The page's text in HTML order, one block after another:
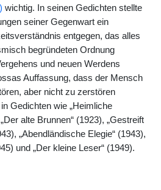
wichtig. In seinen Gedichten stellte
seiner Gegenwart ein
entgegen, das alles
begründeten Ordnung
und neuen Werdens
Auffassung, dass der Mensch
aber nicht zu zerstören
Gedichten wie „Heimliche
alte Brunnen“ (1923), „Gestreift
„Abendländische Elegie“ (1943),
und „Der kleine Leser“ (1949).